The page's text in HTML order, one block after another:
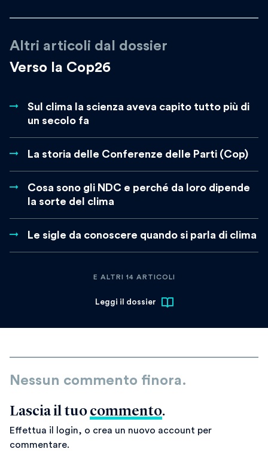
Altri articoli dal dossier
Verso la Cop26
Sul clima la scienza aveva capito tutto più di
un secolo fa
La storia delle Conferenze delle Parti (Cop)
Cosa sono gli NDC e perché da loro dipende
la sorte del clima
Le sigle da conoscere quando si parla di clima
E ALTRI 14 ARTICOLI
Leggi il dossier
Nessun commento finora.
Lascia il tuo commento.
Effettua il login, o crea un nuovo account per
commentare.